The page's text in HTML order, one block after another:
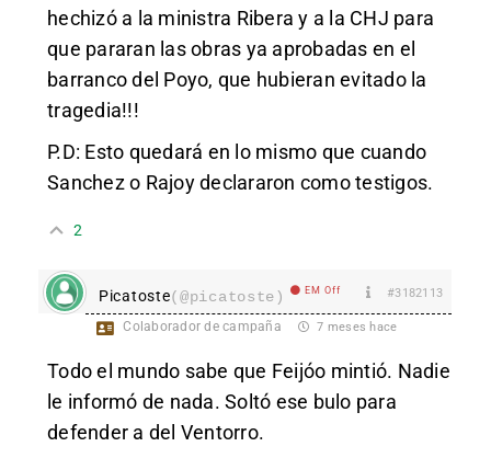
hechizó a la ministra Ribera y a la CHJ para
que pararan las obras ya aprobadas en el
barranco del Poyo, que hubieran evitado la
tragedia!!!
P.D: Esto quedará en lo mismo que cuando
Sanchez o Rajoy declararon como testigos.
2
Picatoste(@picatoste) EM Off #3182113
Colaborador de campaña 7 meses hace
Todo el mundo sabe que Feijóo mintió. Nadie
le informó de nada. Soltó ese bulo para
defender a del Ventorro.